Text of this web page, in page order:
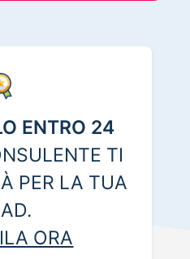
ENTRO 24
TI
PER LA TUA
ORA